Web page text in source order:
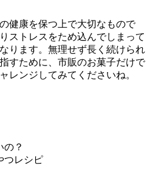
健康を保つ上で大切なもので
ストレスをため込んでしまって
ります。無理せず長く続けられ
すために、市販のお菓子だけで
レンジしてみてくださいね。
の？
つレシピ